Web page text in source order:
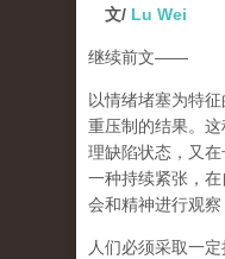
文/ Lu Wei
继续前文——
以情绪堵塞为特
重压制的结果。
理缺陷状态，又
一种持续紧张，
会和精神进行观察
人们必须采取一